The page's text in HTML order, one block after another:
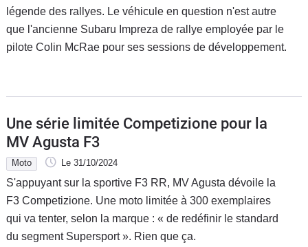
Moto
Marques
légende des rallyes. Le véhicule en question n'est autre
que l'ancienne Subaru Impreza de rallye employée par le
pilote Colin McRae pour ses sessions de développement.
Une série limitée Competizione pour la
MV Agusta F3
Moto Le 31/10/2024
S'appuyant sur la sportive F3 RR, MV Agusta dévoile la
F3 Competizione. Une moto limitée à 300 exemplaires
qui va tenter, selon la marque : « de redéfinir le standard
du segment Supersport ». Rien que ça.